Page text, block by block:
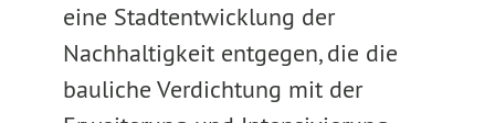
eine Stadtentwicklung der
Nachhaltigkeit entgegen, die die
bauliche Verdichtung mit der